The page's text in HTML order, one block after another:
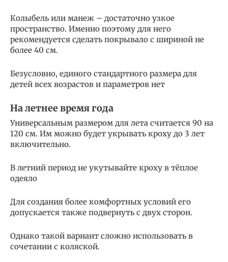
Колыбель или манеж – достаточно узкое
пространство. Именно поэтому для него
рекомендуется сделать покрывало с шириной не
более 40 см.
Безусловно, единого стандартного размера для
детей всех возрастов и параметров нет
На летнее время года
Универсальным размером для лета считается 90 на
120 см. Им можно будет укрывать кроху до 3 лет
включительно.
В летний период не укутывайте кроху в тёплое
одеяло
Для создания более комфортных условий его
допускается также подвернуть с двух сторон.
Однако такой вариант сложно использовать в
сочетании с коляской.